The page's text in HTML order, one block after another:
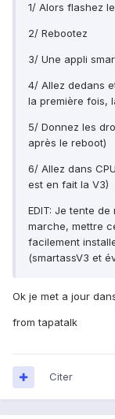
1/ Alors flashez
2/ Rebootez
3/ Une appli
4/ Allez dedans
la première fois,
5/ Donnez les
après le reboot)
6/ Allez dans
est en fait la V3)
EDIT: Je tente
marche, mettre
facilement
(smartassV3 et
Ok je met a jour
from tapatalk
Citer